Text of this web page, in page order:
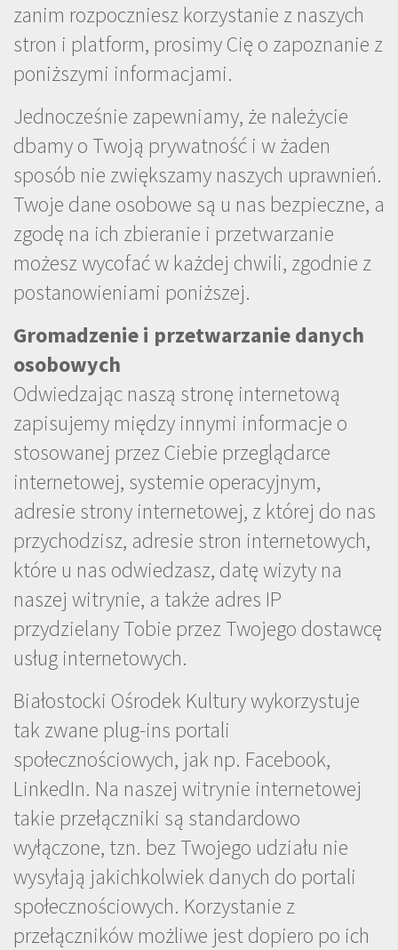
zanim rozpoczniesz korzystanie z naszych
stron i platform, prosimy Cię o zapoznanie z
poniższymi informacjami.
Jednocześnie zapewniamy, że należycie
dbamy o Twoją prywatność i w żaden
sposób nie zwiększamy naszych uprawnień.
Twoje dane osobowe są u nas bezpieczne, a
zgodę na ich zbieranie i przetwarzanie
możesz wycofać w każdej chwili, zgodnie z
postanowieniami poniższej.
Gromadzenie i przetwarzanie danych
osobowych
Odwiedzając naszą stronę internetową
zapisujemy między innymi informacje o
stosowanej przez Ciebie przeglądarce
internetowej, systemie operacyjnym,
adresie strony internetowej, z której do nas
przychodzisz, adresie stron internetowych,
które u nas odwiedzasz, datę wizyty na
naszej witrynie, a także adres IP
przydzielany Tobie przez Twojego dostawcę
usług internetowych.
Białostocki Ośrodek Kultury wykorzystuje
tak zwane plug-ins portali
społecznościowych, jak np. Facebook,
LinkedIn. Na naszej witrynie internetowej
takie przełączniki są standardowo
wyłączone, tzn. bez Twojego udziału nie
wysyłają jakichkolwiek danych do portali
społecznościowych. Korzystanie z
przełączników możliwe jest dopiero po ich